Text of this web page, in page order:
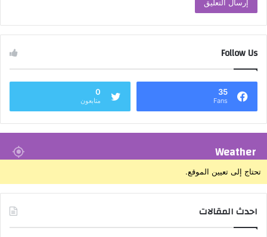
Follow Us
35
Fans
0
متابعون
Weather
تحتاج إلى تعيين الموقع.
احدث المقالات